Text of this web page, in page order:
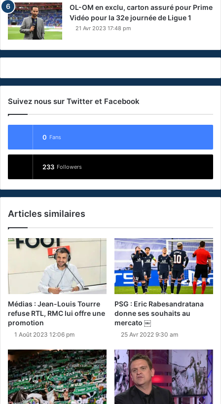
OL-OM en exclu, carton assuré pour Prime
Vidéo pour la 32e journée de Ligue 1
21 Avr 2023 17:48 pm
Suivez nous sur Twitter et Facebook
0 Fans
233 Followers
Articles similaires
Médias : Jean-Louis Tourre
refuse RTL, RMC lui offre une
promotion
1 Août 2023 12:06 pm
PSG : Eric Rabesandratana
donne ses souhaits au
mercato ￼
25 Avr 2022 9:30 am